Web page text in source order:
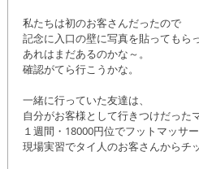
私たちは初のお客さんだったので
記念に入口の壁に写真を貼ってもら
あれはまだあるのかな～。
確認がてら行こうかな。
一緒に行っていた友達は、
自分がお客様として行きつけだった
１週間・18000円位でフットマッサ
現場実習でタイ人のお客さんからチ